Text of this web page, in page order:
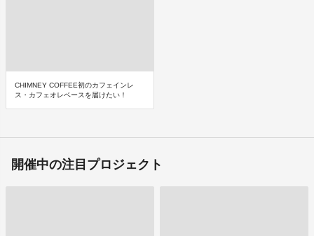
CHIMNEY COFFEE初のカフェインレ
ス・カフェオレベースを届けたい！
開催中の注目プロジェクト